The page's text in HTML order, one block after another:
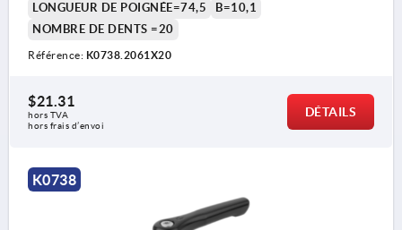
LONGUEUR DE POIGNÉE=74,5
B=10,1
NOMBRE DE DENTS =20
Référence: K0738.2061X20
$21.31
hors TVA
hors frais d’envoi
DÉTAILS
K0738